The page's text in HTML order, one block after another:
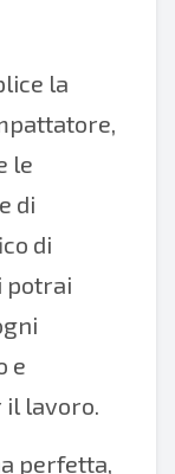
la
le
di
di
potrai
e
lavoro.
perfetta,